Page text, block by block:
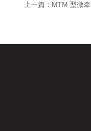
上一篇： MTM 型微